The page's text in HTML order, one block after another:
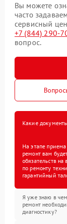
Вы можете
часто
сервисный
+7 (844) 290-
вопрос.
Какие
На этапе
ремонт вам
обязательств
по ремонту
гарантийный
Я уже знаю в
ремонт
диагностику?